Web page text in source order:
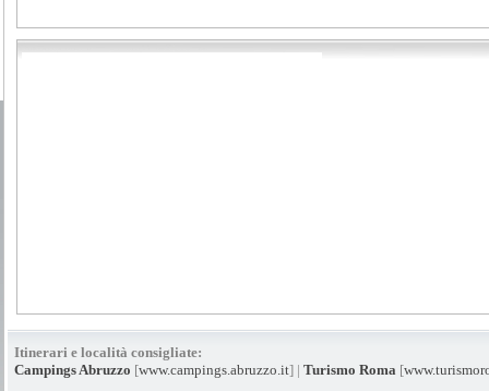
Itinerari e località consigliate:
Campings Abruzzo [www.campings.abruzzo.it] | Turismo Roma [